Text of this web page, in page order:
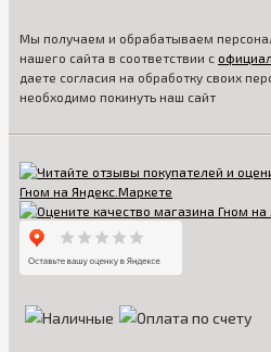
А в нашем магазине вы найдете
удобных кресел для кормления
столиков и стульев для непосед,
Благодаря широкому
вкусовым предпочтениям.
Мы получаем и обрабатываем
нашего сайта в соответствии с
даете согласия на обработку своих
необходимо покинуть наш сайт